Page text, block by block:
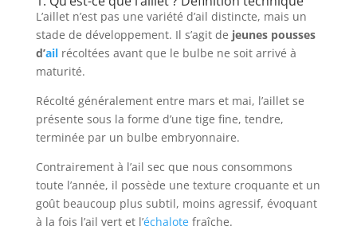
L’aillet n’est pas une variété d’ail distincte, mais un
stade de développement. Il s’agit de jeunes pousses
d’ailrécoltées avant que le bulbe ne soit arrivé à
maturité.
Récolté généralement entre mars et mai, l’aillet se
présente sous la forme d’une tige fine, tendre,
terminée par un bulbe embryonnaire.
Contrairement à l’ail sec que nous consommons
toute l’année, il possède une texture croquante et un
goût beaucoup plus subtil, moins agressif, évoquant
à la fois l’ail vert et l’échalotefraîche.